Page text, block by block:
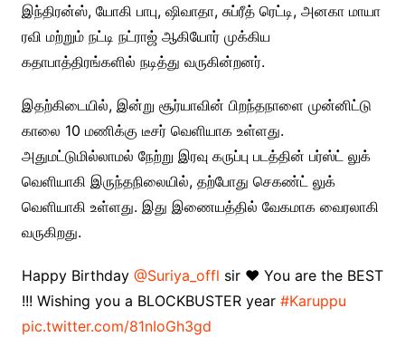
இந்திரன்ஸ், யோகி பாபு, ஷிவாதா, சுப்ரீத் ரெட்டி, அனகா மாயா
ரவி மற்றும் நட்டி நட்ராஜ் ஆகியோர் முக்கிய
கதாபாத்திரங்களில் நடித்து வருகின்றனர்.
இதற்கிடையில், இன்று சூர்யாவின் பிறந்தநாளை முன்னிட்டு
காலை 10 மணிக்கு டீசர் வெளியாக உள்ளது.
அதுமட்டுமில்லாமல் நேற்று இரவு கருப்பு படத்தின் பர்ஸ்ட் லுக்
வெளியாகி இருந்தநிலையில், தற்போது செகண்ட் லுக்
வெளியாகி உள்ளது. இது இணையத்தில் வேகமாக வைரலாகி
வருகிறது.
Happy Birthday @Suriya_offl sir ❤️ You are the BEST
!!! Wishing you a BLOCKBUSTER year #Karuppu
pic.twitter.com/81nIoGh3gd